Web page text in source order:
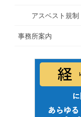
アスベスト規制
事務所案内